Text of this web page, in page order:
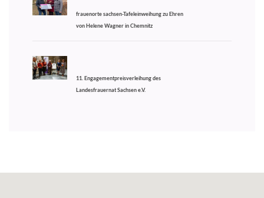
frauenorte sachsen-Tafeleinweihung zu Ehren
von Helene Wagner in Chemnitz
11. Engagementpreisverleihung des
Landesfrauernat Sachsen e.V.